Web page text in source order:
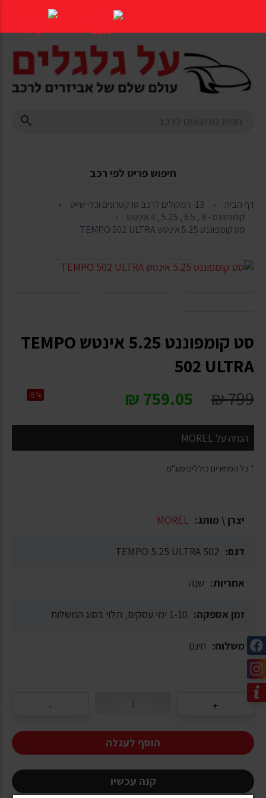
העמוד
חיפוש פריט לפי רכב
דף הבית
13- רמקולים לרכב טרקטרונים וכלי שייט
קומפוננט - 8 , 6.5 , 5.25 , 4 אינטש
סט קומפוננט 5.25 אינטש TEMPO 502 ULTRA
סט קומפוננט 5.25 אינטש TEMPO
502 ULTRA
799
₪
759.05
₪
-5%
הנחה על MOREL
* כל המחירים כוללים מע"מ
יצרן \ מותג: MOREL
דגם: TEMPO 5.25 ULTRA 502
אחריות: שנה
זמן אספקה: 1-10 ימי עסקים, תלוי בסוג המשלוח
משלוח: חינם
הוסף לעגלה
קנה עכשיו